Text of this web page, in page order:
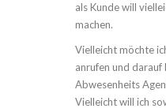
als Kunde will
machen.
Vielleicht möchte
anrufen und
Abwesenheits
Vielleicht will ich